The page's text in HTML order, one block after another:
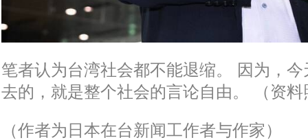
笔者认为台湾社会都不能退缩。 因为，
去的，就是整个社会的言论自由。 （资料
（作者为日本在台新闻工作者与作家）